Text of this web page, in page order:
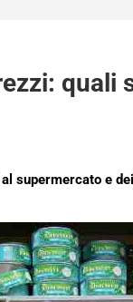
quali
supermercato e